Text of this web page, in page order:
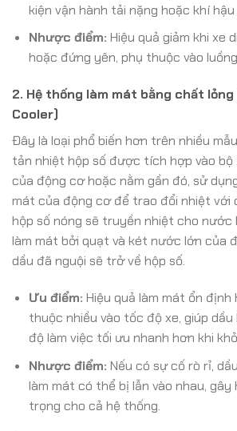
kiện vận hành tải nặng hoặc khí hậu
Nhược điểm: Hiệu quả giảm khi xe
hoặc đứng yên, phụ thuộc vào
2. Hệ thống làm mát bằng chất
Cooler)
Đây là loại phổ biến hơn trên nhiều
tản nhiệt hộp số được tích hợp vào
của động cơ hoặc nằm gần đó, sử
mát của động cơ để trao đổi nhiệt với
hộp số nóng sẽ truyền nhiệt cho nước
làm mát bởi quạt và két nước lớn của
dầu đã nguội sẽ trở về hộp số.
Ưu điểm: Hiệu quả làm mát ổn định
thuộc nhiều vào tốc độ xe, giúp
độ làm việc tối ưu nhanh hơn khi
Nhược điểm: Nếu có sự cố rò rỉ,
làm mát có thể bị lẫn vào nhau, gây
trọng cho cả hệ thống.